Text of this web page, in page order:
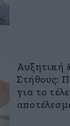
Αυξητική
Στήθους:
για το